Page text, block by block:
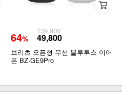
64%
139,900
49,800
브리츠 오픈형 무선 블루투스 이어
폰 BZ-GE9Pro